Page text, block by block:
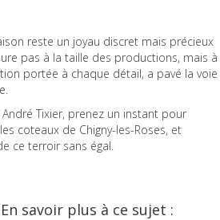
reste un joyau discret mais précieux
pas à la taille des productions, mais à
portée à chaque détail, a pavé la voie
Tixier, prenez un instant pour
coteaux de Chigny-les-Roses, et
ce terroir sans égal.
En savoir plus à ce sujet :